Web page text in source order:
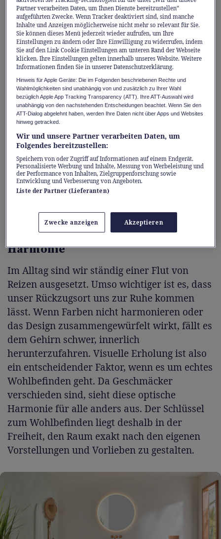
wie Design Harmonie und Komfort erzeugt.
Lange galt das Badezimmer als reiner
Zweckraum. Während wir das Wohn- oder
Schlafzimmer meist mit viel Liebe gestalten,
mit Farben spielen und ein Auge für kleine
Details haben, richten wir das Badezimmer
oft noch unbewusst nach rein funktionalen
Kriterien ein. Dabei müssen sich durchdachte
Funktionalität und Design nicht
ausschliessen, um einen wahren Rückzugsort
für Selfcare und Erholung zu schaffen.
Entspannung und Wohlbefinden entstehen
nämlich dann, wenn auch das Bad die gleiche
gestalterische Aufmerksamkeit bekommt wie
Entspannung durch visuelle
Harmonie
Im Alltag sind wir ständig einer Flut von
Reizen ausgesetzt. Umso wichtiger ist es, dass
unser Rückzugsort uns zur Ruhe kommen
lässt. Wenn Farben nicht harmonieren oder
das Design zusammengewürfelt wirkt, fällt es
dem Gehirn schwer, innerlich
herunterzufahren. Visuelle Erholung ist also
ein entscheidender Faktor, wenn es um echtes
Wohlbefinden geht. Da Geschmäcker
verschieden sind, sieht diese optische
Harmonie für alle anders aus. Der Schlüssel
zum Wohlbefinden liegt deshalb in der
Freiheit, den Raum exakt nach den eigenen
Vorstellungen und Vorlieben zu gestalten.
Partner verarbeiten Daten, um Ihnen Dienste bereitzustellen“
aufgeführten Zwecke. Wenn Tracker deaktiviert sind, sind manche
Inhalte und Anzeigen möglicherweise nicht mehr so relevant für Sie.
Sie können dieses Menü jederzeit wieder aufrufen, um Ihre
Einstellungen zu ändern oder Ihre Einwilligung zu widerrufen, indem
Sie auf den Link Cookie Einstellungen am unteren Rand der Webseite
klicken. Ihre Einstellungen gelten innerhalb unseres Website. Weitere
Informationen finden Sie in unserer Datenschutzerklärung.
Hinweis für Apple Geräte: Die im Folgenden beschriebenen Rechte und
Wahlmöglichkeiten sind unabhängig von und zusätzlich zu Ihrer Wahl
bezüglich Apple App Tracking Transparency (ATT). Ihre ATT-Auswahl wird
unabhängig von den nachstehenden Entscheidungen beachtet. Wenn Sie den
ATT-Dialog abgelehnt haben, werden Ihre Daten nicht über Apps und Websites
hinweg getracked.
Wir und unsere Partner verarbeiten Daten, um
Folgendes bereitzustellen:
Speichern von oder Zugriff auf Informationen auf einem Endgerät.
Personalisierte Werbung und Inhalte, Messung von Werbeleistung und
der Performance von Inhalten, Zielgruppenforschung sowie
Entwicklung und Verbesserung von Angeboten.
Liste der Partner (Lieferanten)
Zwecke anzeigen Akzeptieren